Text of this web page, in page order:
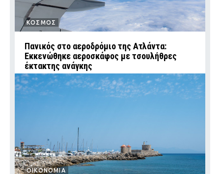
ΚΟΣΜΟΣ
Πανικός στο αεροδρόμιο της Ατλάντα:
Εκκενώθηκε αεροσκάφος με τσουλήθρες
έκτακτης ανάγκης
ΟΙΚΟΝΟΜΙΑ